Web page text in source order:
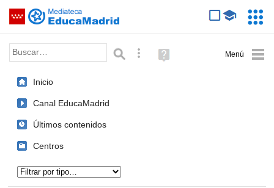
Saltar navegación
Palabra o frase: Búsqueda avanzada
Ayuda
(en
Inicio
Canal EducaMadrid
Últimos contenidos
Centros